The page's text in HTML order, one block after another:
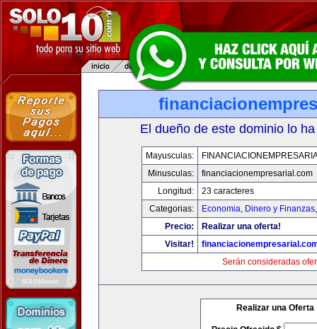
El dueño de este dominio lo
Mayusculas:
Minusculas:
financiacionempresarial.com
Longitud:
23 caracteres
Categorias:
Economia, Dinero y Finanzas
Precio:
Realizar una oferta!
Visitar!
Serán consideradas
Realizar una Oferta